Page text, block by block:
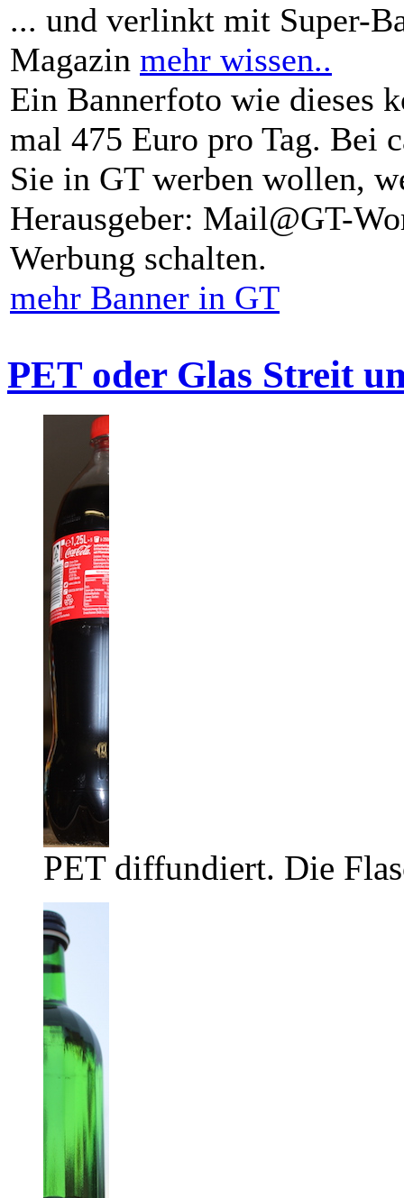
... und verlinkt mit Super-
Magazin mehr wissen..
Ein Bannerfoto wie dieses
mal 475 Euro pro Tag. Bei
Sie in GT werben wollen,
Herausgeber: Mail@GT-
Werbung schalten.
mehr Banner in GT
PET oder Glas Streit
PET diffundiert. Die